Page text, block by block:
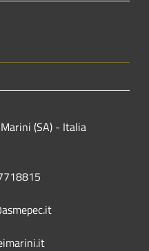
(SA) - Italia